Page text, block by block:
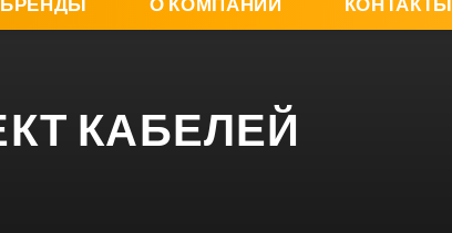
КАБЕЛЕЙ